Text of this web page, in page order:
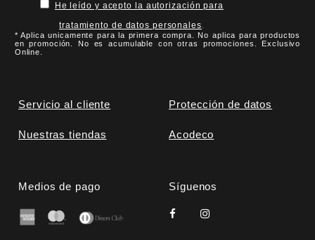
He leído y acepto la autorización para
tratamiento de datos personales.
* Aplica unicamente para la primera compra. No aplica para productos
en promoción. No es acumulable con otras promociones. Exclusivo
Online.
Servicio al cliente Protección de datos
Nuestras tiendas Acodeco
Medios de pago Síguenos